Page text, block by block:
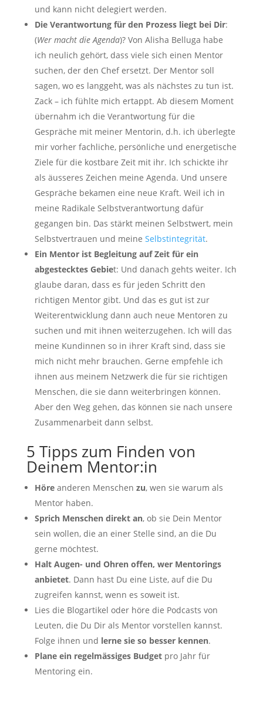
und kann nicht delegiert werden.
Die Verantwortung für den Prozess liegt bei Dir:
(Wer macht die Agenda)? Von Alisha Belluga habe
ich neulich gehört, dass viele sich einen Mentor
suchen, der den Chef ersetzt. Der Mentor soll
sagen, wo es langgeht, was als nächstes zu tun ist.
Zack – ich fühlte mich ertappt. Ab diesem Moment
übernahm ich die Verantwortung für die
Gespräche mit meiner Mentorin, d.h. ich überlegte
mir vorher fachliche, persönliche und energetische
Ziele für die kostbare Zeit mit ihr. Ich schickte ihr
als äusseres Zeichen meine Agenda. Und unsere
Gespräche bekamen eine neue Kraft. Weil ich in
meine Radikale Selbstverantwortung dafür
gegangen bin. Das stärkt meinen Selbstwert, mein
Selbstvertrauen und meine Selbstintegrität.
Ein Mentor ist Begleitung auf Zeit für ein
abgestecktes Gebiet: Und danach gehts weiter. Ich
glaube daran, dass es für jeden Schritt den
richtigen Mentor gibt. Und das es gut ist zur
Weiterentwicklung dann auch neue Mentoren zu
suchen und mit ihnen weiterzugehen. Ich will das
meine Kundinnen so in ihrer Kraft sind, dass sie
mich nicht mehr brauchen. Gerne empfehle ich
ihnen aus meinem Netzwerk die für sie richtigen
Menschen, die sie dann weiterbringen können.
Aber den Weg gehen, das können sie nach unsere
Zusammenarbeit dann selbst.
5 Tipps zum Finden von
Deinem Mentor:in
Höreanderen Menschen zu, wen sie warum als
Mentor haben.
Sprich Menschen direkt an, ob sie Dein Mentor
sein wollen, die an einer Stelle sind, an die Du
gerne möchtest.
Halt Augen- und Ohren offen, wer Mentorings
anbietet. Dann hast Du eine Liste, auf die Du
zugreifen kannst, wenn es soweit ist.
Lies die Blogartikel oder höre die Podcasts von
Leuten, die Du Dir als Mentor vorstellen kannst.
Folge ihnen und lerne sie so besser kennen.
Plane ein regelmässiges Budgetpro Jahr für
Mentoring ein.